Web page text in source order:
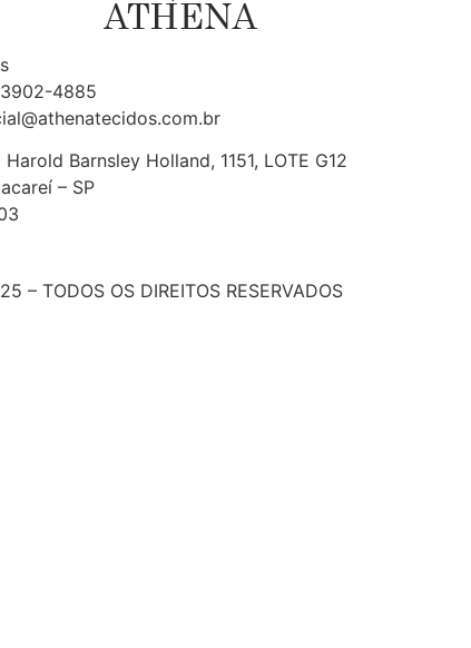
4885
Barnsley Holland, 1151, LOTE G12
– SP
– TODOS OS DIREITOS RESERVADOS